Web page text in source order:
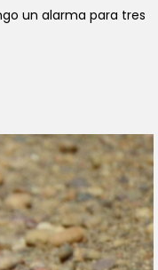
un alarma para tres